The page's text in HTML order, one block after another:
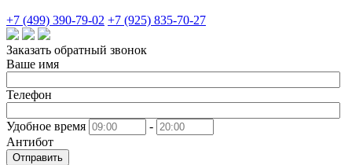
+7 (499) 390-79-02 +7 (925) 835-70-27
Заказать обратный звонок
Ваше имя
Телефон
Удобное время
-
Антибот
Отправить